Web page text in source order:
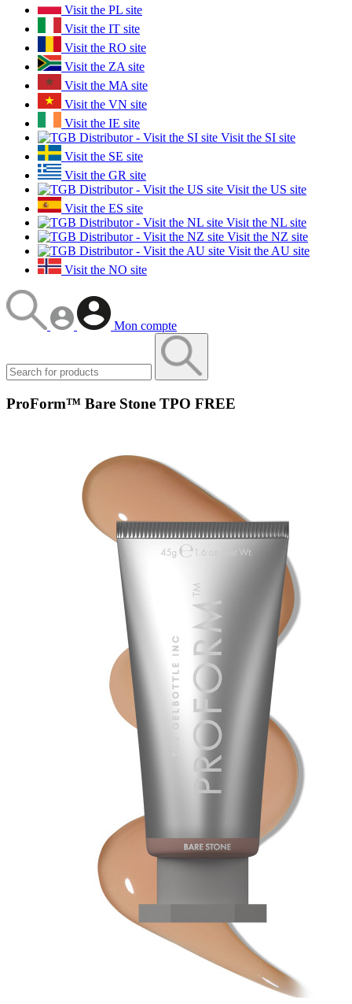
Visit the PL site
Visit the IT site
Visit the RO site
Visit the ZA site
Visit the MA site
Visit the VN site
Visit the IE site
Visit the SI site
Visit the SE site
Visit the GR site
Visit the US site
Visit the ES site
Visit the NL site
Visit the NZ site
Visit the AU site
Visit the NO site
Mon compte
ProForm™ Bare Stone TPO FREE